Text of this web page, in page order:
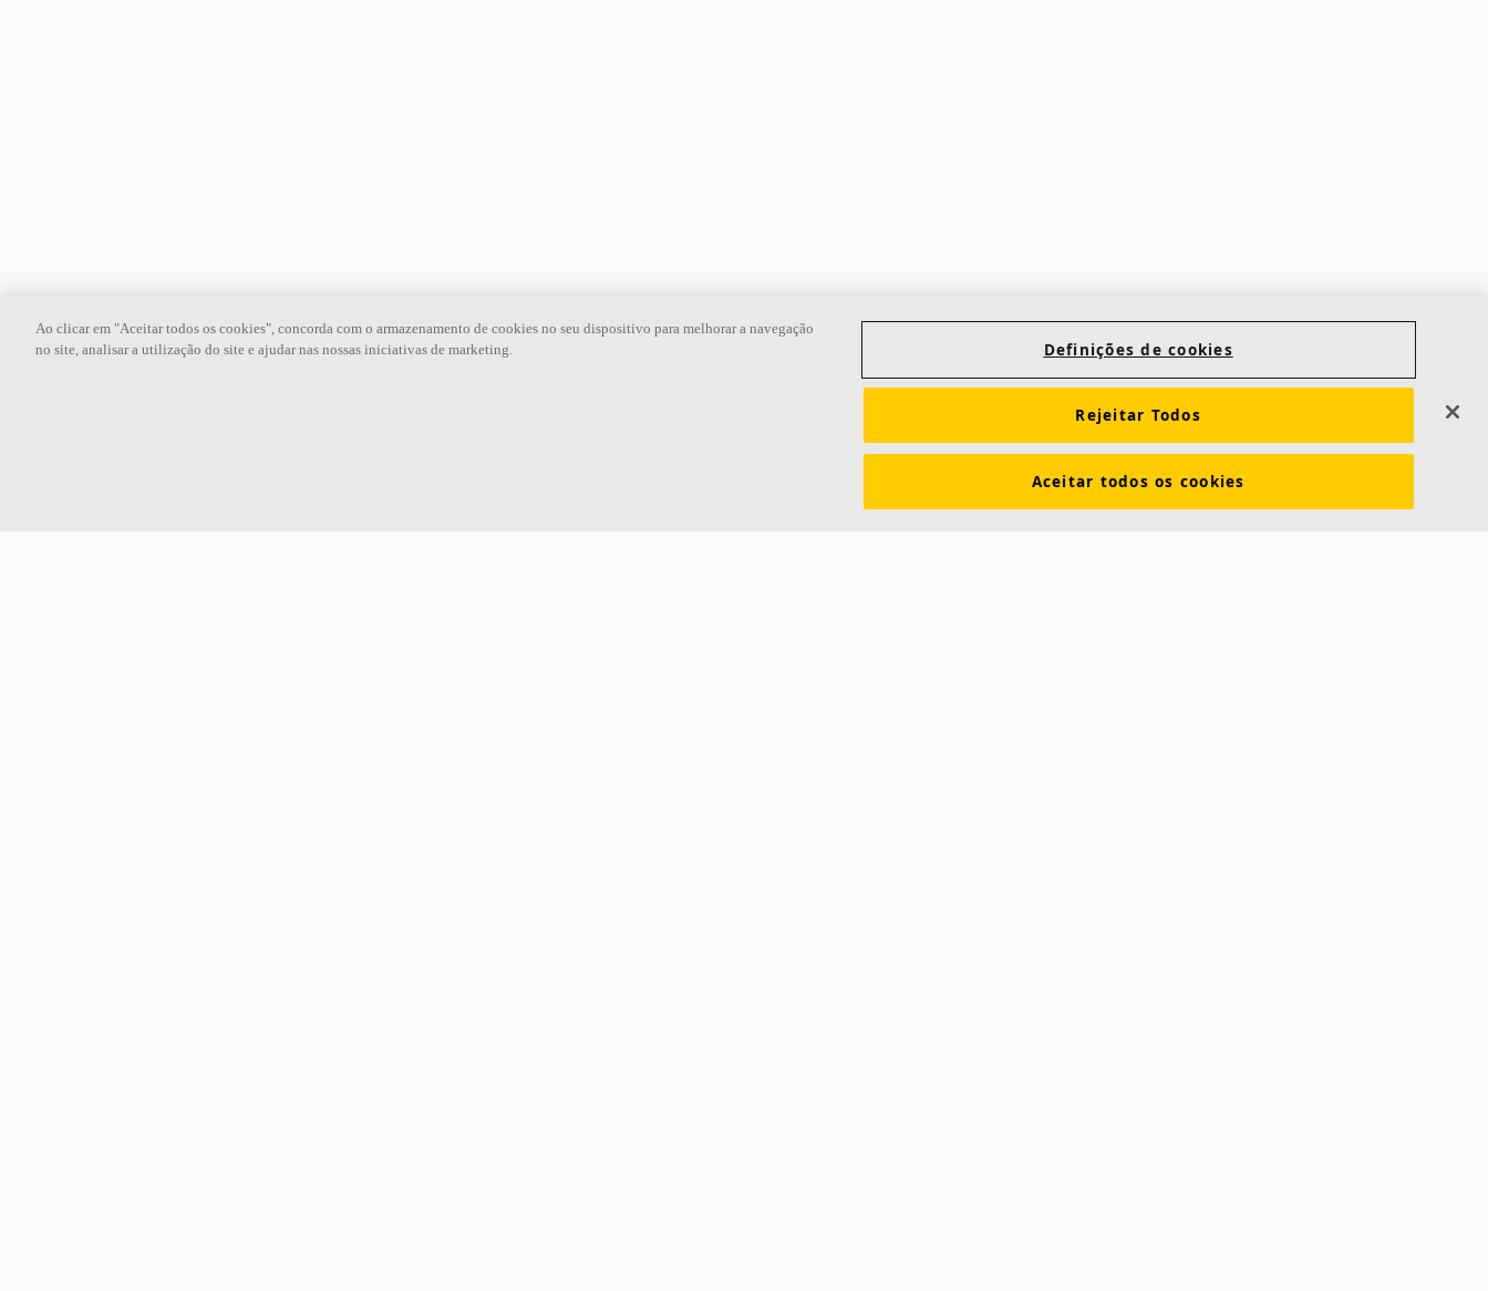
Ao clicar em "Aceitar todos os cookies", concorda com o armazenamento de cookies no seu dispositivo para melhorar a navegação
no site, analisar a utilização do site e ajudar nas nossas iniciativas de marketing.
Definições de cookies
Rejeitar Todos
Aceitar todos os cookies